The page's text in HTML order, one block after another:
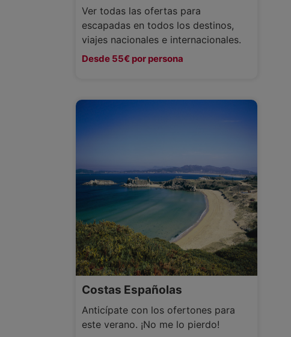
Ver todas las ofertas para
escapadas en todos los destinos,
viajes nacionales e internacionales.
Desde 55€ por persona
Costas Españolas
Anticípate con los ofertones para
este verano. ¡No me lo pierdo!